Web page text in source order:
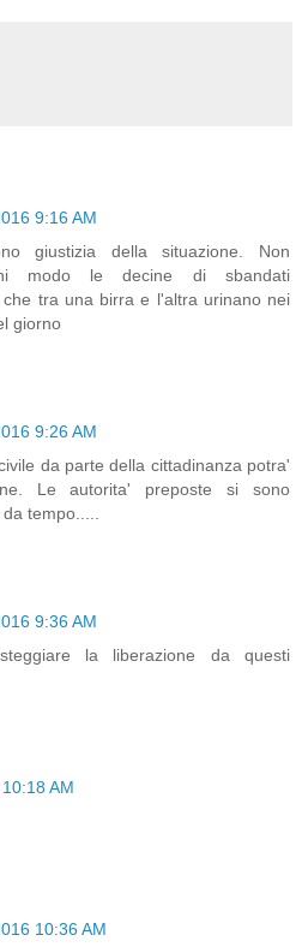
9:16 AM
giustizia della situazione. Non
modo le decine di sbandati
che tra una birra e l'altra urinano nei
giorno
9:26 AM
da parte della cittadinanza potra'
Le autorita' preposte si sono
tempo.....
9:36 AM
la liberazione da questi
AM
10:36 AM